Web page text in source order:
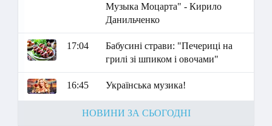
Музыка Моцарта" - Кирило
Данильченко
17:04
Бабусині страви: "Печериці на
грилі зі шпиком і овочами"
16:45 Українська музика!
НОВИНИ ЗА СЬОГОДНІ